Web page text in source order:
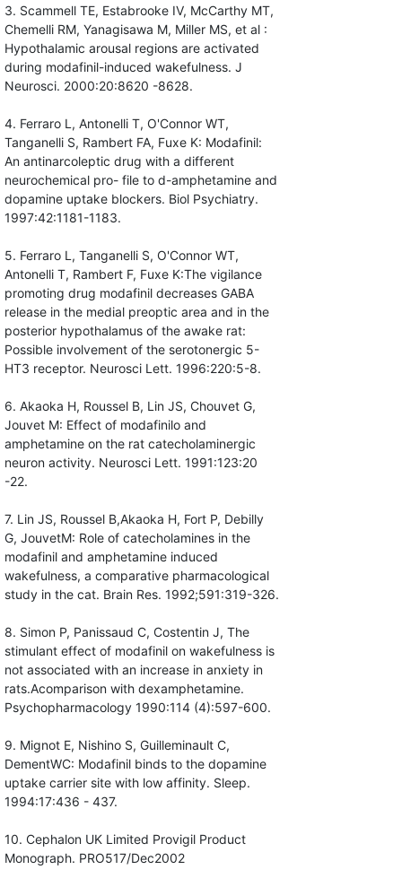
3. Scammell TE, Estabrooke IV, McCarthy MT,
Chemelli RM, Yanagisawa M, Miller MS, et al :
Hypothalamic arousal regions are activated
during modafinil-induced wakefulness. J
Neurosci. 2000:20:8620 -8628.
4. Ferraro L, Antonelli T, O'Connor WT,
Tanganelli S, Rambert FA, Fuxe K: Modafinil:
An antinarcoleptic drug with a different
neurochemical pro- file to d-amphetamine and
dopamine uptake blockers. Biol Psychiatry.
1997:42:1181-1183.
5. Ferraro L, Tanganelli S, O'Connor WT,
Antonelli T, Rambert F, Fuxe K:The vigilance
promoting drug modafinil decreases GABA
release in the medial preoptic area and in the
posterior hypothalamus of the awake rat:
Possible involvement of the serotonergic 5-
HT3 receptor. Neurosci Lett. 1996:220:5-8.
6. Akaoka H, Roussel B, Lin JS, Chouvet G,
Jouvet M: Effect of modafinilo and
amphetamine on the rat catecholaminergic
neuron activity. Neurosci Lett. 1991:123:20
-22.
7. Lin JS, Roussel B,Akaoka H, Fort P, Debilly
G, JouvetM: Role of catecholamines in the
modafinil and amphetamine induced
wakefulness, a comparative pharmacological
study in the cat. Brain Res. 1992;591:319-326.
8. Simon P, Panissaud C, Costentin J, The
stimulant effect of modafinil on wakefulness is
not associated with an increase in anxiety in
rats.Acomparison with dexamphetamine.
Psychopharmacology 1990:114 (4):597-600.
9. Mignot E, Nishino S, Guilleminault C,
DementWC: Modafinil binds to the dopamine
uptake carrier site with low affinity. Sleep.
1994:17:436 - 437.
10. Cephalon UK Limited Provigil Product
Monograph. PRO517/Dec2002